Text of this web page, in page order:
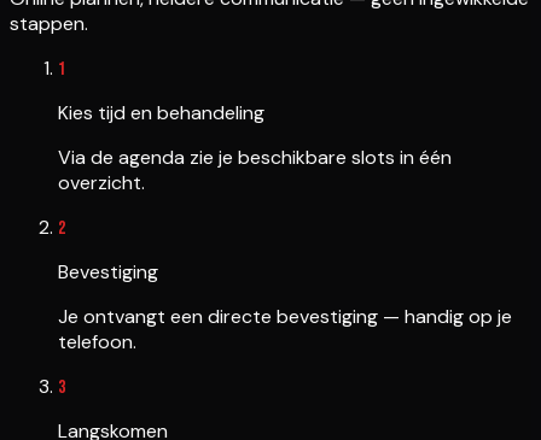
stappen.
1
Kies tijd en behandeling
Via de agenda zie je beschikbare slots in één
overzicht.
2
Bevestiging
Je ontvangt een directe bevestiging — handig op je
telefoon.
3
Langskomen